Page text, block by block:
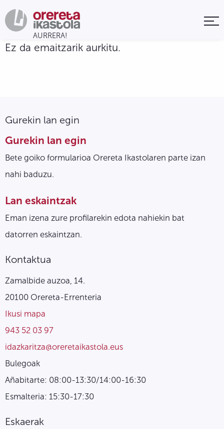
Ez da emaitzarik aurkitu.
Gurekin lan egin
Gurekin lan egin
Bete goiko formularioa Orereta Ikastolaren parte izan
nahi baduzu.
Lan eskaintzak
Eman izena zure profilarekin edota nahiekin bat
datorren eskaintzan.
Kontaktua
Zamalbide auzoa, 14.
20100 Orereta-Errenteria
Ikusi mapa
943 52 03 97
idazkaritza@oreretaikastola.eus
Bulegoak
Añabitarte: 08:00-13:30/14:00-16:30
Esmalteria: 15:30-17:30
Eskaerak